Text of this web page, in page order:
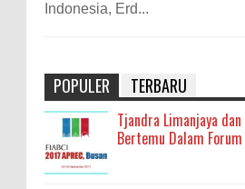
Indonesia, Erd...
POPULER TERBARU
Tjandra Limanjaya
Bertemu Dalam